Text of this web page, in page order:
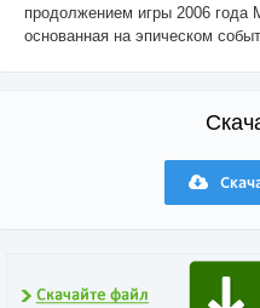
продолжением игры 2006 года
основанная на эпическом